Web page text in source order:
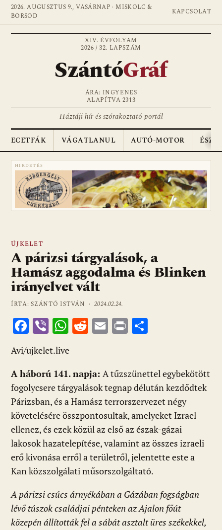
2026. AUGUSZTUS 9., VASÁRNAP · MISKOLC &
BORSOD
KAPCSOLAT
XIV. ÉVFOLYAM
2026 / 32. LAPSZÁM
SzántóGráf
ÁRA: INGYENES
ALAPÍTVA 2013
Háztáji hír és szórakoztató portál
ECETFÁK VÁGATLANUL AUTÓ-MOTOR
HIRDETÉS
ÚJKELET
A párizsi tárgyalások, a
Hamász aggodalma és Blinken
irányelvet vált
ÍRTA: SZÁNTÓ ISTVÁN ·2024.02.24.
F
ac
e
b
o
o
k
Vi
b
er
W
at
s
A
p
p
R
di
t
E
l
Pr
m
e
g
Avi/ujkelet.live
A háború 141. napja: A tűzszünettel egybekötött
fogolycsere tárgyalások tegnap délután kezdődtek
Párizsban, és a Hamász terrorszervezet négy
követelésére összpontosultak, amelyeket Izrael
ellenez, és ezek közül az első az észak-gázai
lakosok hazatelepítése, valamint az összes izraeli
erő kivonása erről a területről, jelentette este a
Kan közszolgálati műsorszolgáltató.
A párizsi csúcs árnyékában a Gázában fogságban
lévő túszok családjai pénteken az Ajalon főút
közepén állították fel a sábát asztalt üres székekkel,